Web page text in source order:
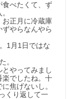
食べたくて、ず
お正月に冷蔵庫
やらなんやら
1月1日ではな
。
とやってみまし
楽でしたね。十
焦げないし。
くり返して一